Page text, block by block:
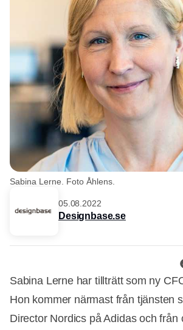
Sabina Lerne. Foto Åhlens.
05.08.2022
Designbase.se
Sabina Lerne har tillträtt som ny
Hon kommer närmast från tjänsten
Director Nordics på Adidas och från